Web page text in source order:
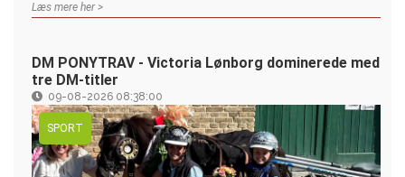
Læs mere her >
DM PONYTRAV - Victoria Lønborg dominerede med
tre DM-titler
09-08-2026 08:38:00
SPORT